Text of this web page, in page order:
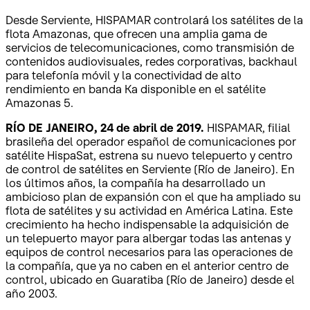
Desde Serviente, HISPAMAR controlará los satélites de la
flota Amazonas, que ofrecen una amplia gama de
servicios de telecomunicaciones, como transmisión de
contenidos audiovisuales, redes corporativas, backhaul
para telefonía móvil y la conectividad de alto
rendimiento en banda Ka disponible en el satélite
Amazonas 5.
RÍO DE JANEIRO, 24 de abril de 2019. HISPAMAR, filial
brasileña del operador español de comunicaciones por
satélite HispaSat, estrena su nuevo telepuerto y centro
de control de satélites en Serviente (Río de Janeiro). En
los últimos años, la compañía ha desarrollado un
ambicioso plan de expansión con el que ha ampliado su
flota de satélites y su actividad en América Latina. Este
crecimiento ha hecho indispensable la adquisición de
un telepuerto mayor para albergar todas las antenas y
equipos de control necesarios para las operaciones de
la compañía, que ya no caben en el anterior centro de
control, ubicado en Guaratiba (Río de Janeiro) desde el
año 2003.